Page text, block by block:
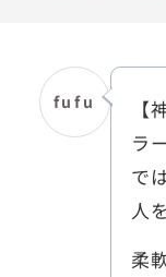
fufu
ラ
で
人
柔